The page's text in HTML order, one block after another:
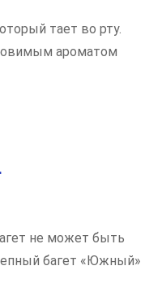
тает во рту.
ароматом
не может быть
багет «Южный»